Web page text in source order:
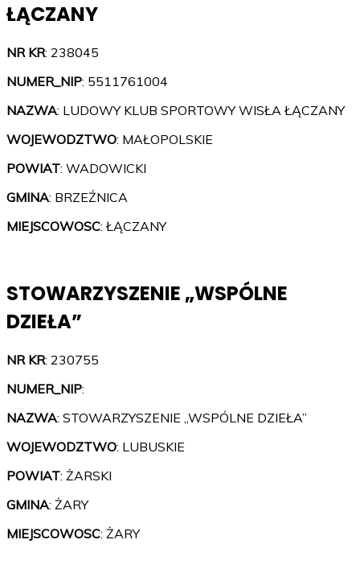
ŁĄCZANY
NR KR: 238045
NUMER_NIP: 5511761004
NAZWA: LUDOWY KLUB SPORTOWY WISŁA ŁĄCZANY
WOJEWODZTWO: MAŁOPOLSKIE
POWIAT: WADOWICKI
GMINA: BRZEŹNICA
MIEJSCOWOSC: ŁĄCZANY
STOWARZYSZENIE „WSPÓLNE
DZIEŁA”
NR KR: 230755
NUMER_NIP:
NAZWA: STOWARZYSZENIE „WSPÓLNE DZIEŁA”
WOJEWODZTWO: LUBUSKIE
POWIAT: ŻARSKI
GMINA: ŻARY
MIEJSCOWOSC: ŻARY